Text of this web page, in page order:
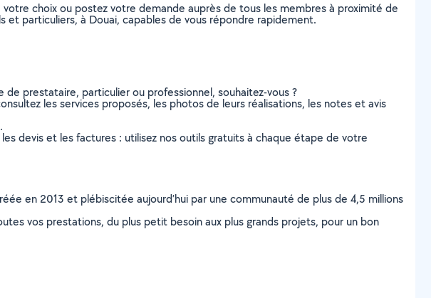
choix ou postez votre demande auprès de tous les membres à proximité de
et particuliers, à Douai, capables de vous répondre rapidement.
prestataire, particulier ou professionnel, souhaitez-vous ?
les services proposés, les photos de leurs réalisations, les notes et avis
devis et les factures : utilisez nos outils gratuits à chaque étape de votre
en 2013 et plébiscitée aujourd’hui par une communauté de plus de 4,5 millions
vos prestations, du plus petit besoin aux plus grands projets, pour un bon